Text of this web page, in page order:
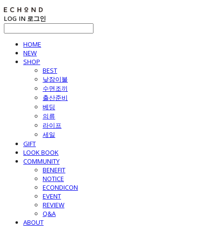
LOG IN 로그인
HOME
NEW
SHOP
BEST
낮잠이불
수면조끼
출산준비
베딩
의류
라이프
세일
GIFT
LOOK BOOK
COMMUNITY
BENEFIT
NOTICE
ECONDICON
EVENT
REVIEW
Q&A
ABOUT